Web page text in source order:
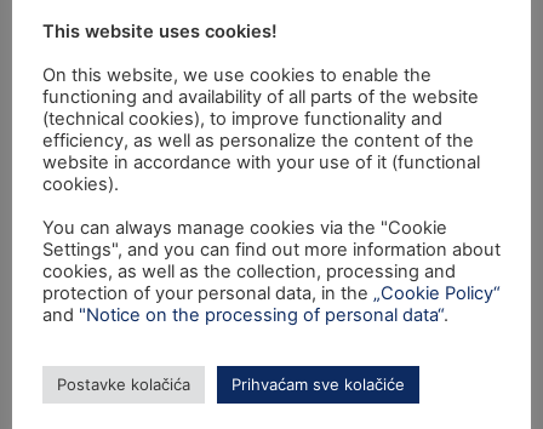
This website uses cookies!
On this website, we use cookies to enable the
functioning and availability of all parts of the website
(technical cookies), to improve functionality and
efficiency, as well as personalize the content of the
website in accordance with your use of it (functional
cookies).
You can always manage cookies via the "Cookie
Settings", and you can find out more information about
cookies, as well as the collection, processing and
protection of your personal data, in the „Cookie Policy“
and "Notice on the processing of personal data“.
Postavke kolačića Prihvaćam sve kolačiće